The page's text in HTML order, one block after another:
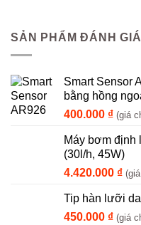
SẢN PHẨM ĐÁNH
Smart Sensor
bằng hồng
400.000 ₫ (giá
Máy bơm định
(30l/h, 45W)
4.420.000 ₫
Tip hàn lưỡi
450.000 ₫ (giá